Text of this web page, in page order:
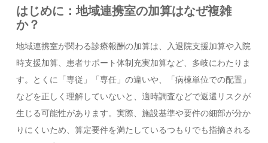
はじめに：地域連携室の加算はなぜ複雑
か？
地域連携室が関わる診療報酬の加算は、入退院支援加算や入院
時支援加算、患者サポート体制充実加算など、多岐にわたりま
す。とくに「専従」「専任」の違いや、「病棟単位での配置」
などを正しく理解していないと、適時調査などで返還リスクが
生じる可能性があります。実際、施設基準や要件の細部が分か
りにくいため、算定要件を満たしているつもりでも指摘される